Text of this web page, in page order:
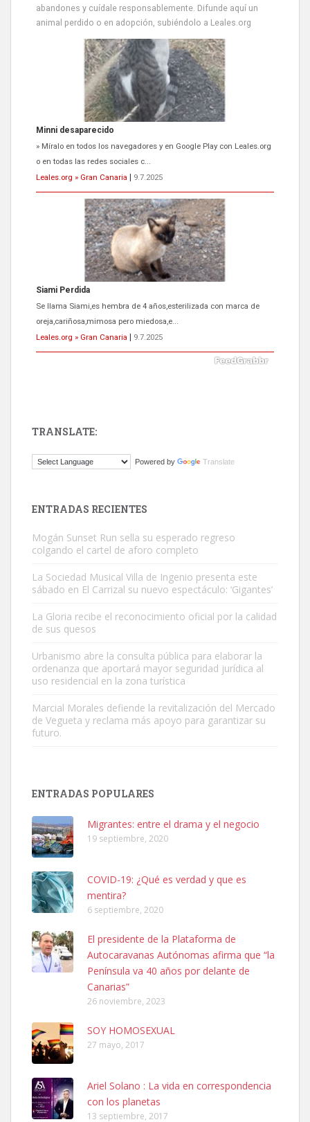
abandones y cuídale responsablemente. Difunde aquí un
animal perdido o en adopción, subiéndolo a Leales.org
Minni desaparecido
» Míralo en todos los navegadores y en Google Play con Leales.org
o en todas las redes sociales c...
Leales.org » Gran Canaria
9.7.2025
Siami Perdida
Se llama Siami,es hembra de 4 años,esterilizada con marca de
oreja,cariñosa,mimosa pero miedosa,e...
Leales.org » Gran Canaria
9.7.2025
El ayuntamiento se va a llevar a Los Gatos callejeros de la zona los
Este gato macho ha aparecido en la calle hace menos de un mes,
Leales.org » Gran Canaria | 9.7.2025
Leales.org » Gran Canaria
SHIBA PERDIDO AVDA JOSE MESA Y LOPEZ
PERRO MACHO RAZA SHIBA CON MICROCHIP PERDIDO HOY
06/07/2025 ZONA MESA Y LOPEZ. ES MUY ASUSTADIZO
Leales.org » Gran Canaria
6.7.2025
Ninfa perdida
El día 5 se los perdió una ninfa papillera, asustada tiene miedo a la
TRANSLATE:
Powered by Translate
ENTRADAS RECIENTES
Mogán Sunset Run sella su esperado regreso
colgando el cartel de aforo completo
La Sociedad Musical Villa de Ingenio presenta este
sábado en El Carrizal su nuevo espectáculo: ‘Gigantes’
La Gloria recibe el reconocimiento oficial por la calidad
de sus quesos
Urbanismo abre la consulta pública para elaborar la
ordenanza que aportará mayor seguridad jurídica al
uso residencial en la zona turística
Marcial Morales defiende la revitalización del Mercado
de Vegueta y reclama más apoyo para garantizar su
futuro.
ENTRADAS POPULARES
Migrantes: entre el drama y el negocio
19 septiembre, 2020
COVID-19: ¿Qué es verdad y que es
mentira?
6 septiembre, 2020
El presidente de la Plataforma de
Autocaravanas Autónomas afirma que “la
Península va 40 años por delante de
Canarias”
26 noviembre, 2023
SOY HOMOSEXUAL
27 mayo, 2017
Ariel Solano : La vida en correspondencia
con los planetas
13 septiembre, 2017